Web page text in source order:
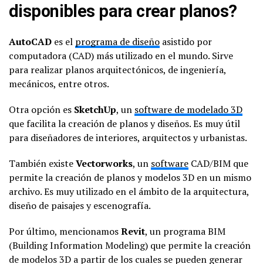
disponibles para crear planos?
AutoCAD es el programa de diseño asistido por
computadora (CAD) más utilizado en el mundo. Sirve
para realizar planos arquitectónicos, de ingeniería,
mecánicos, entre otros.
Otra opción es SketchUp, un software de modelado 3D
que facilita la creación de planos y diseños. Es muy útil
para diseñadores de interiores, arquitectos y urbanistas.
También existeVectorworks, un software CAD/BIM que
permite la creación de planos y modelos 3D en un mismo
archivo. Es muy utilizado en el ámbito de la arquitectura,
diseño de paisajes y escenografía.
Por último, mencionamosRevit, un programa BIM
(Building Information Modeling) que permite la creación
de modelos 3D a partir de los cuales se pueden generar